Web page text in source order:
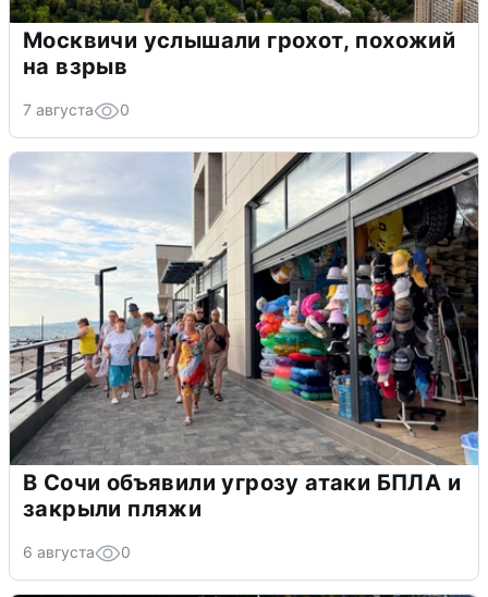
Москвичи услышали грохот, похожий
на взрыв
7 августа 0
В Сочи объявили угрозу атаки БПЛА и
закрыли пляжи
6 августа 0